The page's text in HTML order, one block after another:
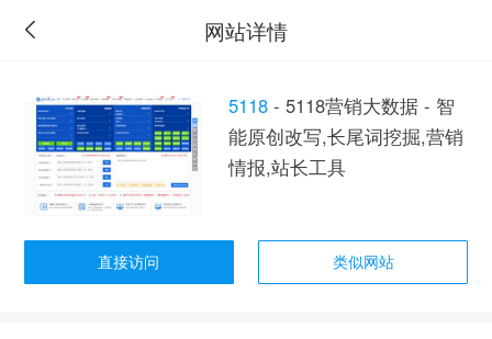
网站详情
5118- 5118营销大数据 - 智
能原创改写,长尾词挖掘,营销
情报,站长工具
直接访问 类似网站